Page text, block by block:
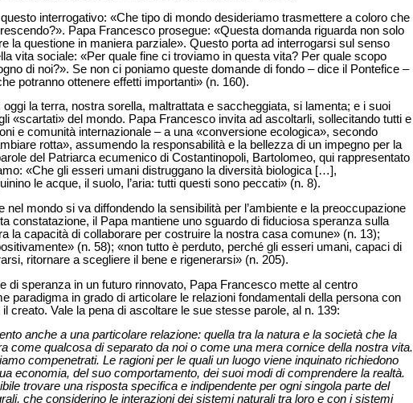
interrogativo: «Che tipo di mondo desideriamo trasmettere a coloro che
Papa Francesco prosegue: «Questa domanda riguarda non solo
la questione in maniera parziale». Questo porta ad interrogarsi sul senso
vita sociale: «Per quale fine ci troviamo in questa vita? Per quale scopo
di noi?». Se non ci poniamo queste domande di fondo – dice il Pontefice –
potranno ottenere effetti importanti» (n. 160).
la terra, nostra sorella, maltrattata e saccheggiata, si lamenta; e i suoi
«scartati» del mondo. Papa Francesco invita ad ascoltarli, sollecitando tutti e
e comunità internazionale – a una «conversione ecologica», secondo
rotta», assumendo la responsabilità e la bellezza di un impegno per la
del Patriarca ecumenico di Costantinopoli, Bartolomeo, qui rappresentato
«Che gli esseri umani distruggano la diversità biologica […],
le acque, il suolo, l’aria: tutti questi sono peccati» (n. 8).
mondo si va diffondendo la sensibilità per l’ambiente e la preoccupazione
constatazione, il Papa mantiene uno sguardo di fiduciosa speranza sulla
la capacità di collaborare per costruire la nostra casa comune» (n. 13);
(n. 58); «non tutto è perduto, perché gli esseri umani, capaci di
ritornare a scegliere il bene e rigenerarsi» (n. 205).
di speranza in un futuro rinnovato, Papa Francesco mette al centro
paradigma in grado di articolare le relazioni fondamentali della persona con
creato. Vale la pena di ascoltare le sue stesse parole, al n. 139:
anche a una particolare relazione: quella tra la natura e la società che la
come qualcosa di separato da noi o come una mera cornice della nostra vita.
compenetrati. Le ragioni per le quali un luogo viene inquinato richiedono
economia, del suo comportamento, dei suoi modi di comprendere la realtà.
trovare una risposta specifica e indipendente per ogni singola parte del
che considerino le interazioni dei sistemi naturali tra loro e con i sistemi